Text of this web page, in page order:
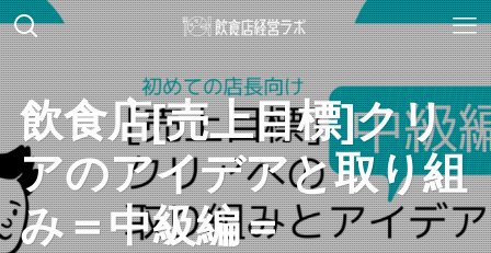
飲食店[売上目標]クリ
アのアイデアと取り組
み＝中級編＝